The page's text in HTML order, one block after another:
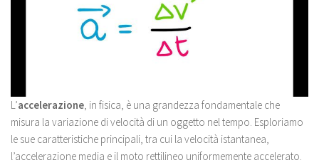
L’accelerazione , in fisica, è una grandezza fondamentale che
misura la variazione di velocità di un oggetto nel tempo. Esploriamo
le sue caratteristiche principali, tra cui la velocità istantanea,
l’accelerazione media e il moto rettilineo uniformemente accelerato.